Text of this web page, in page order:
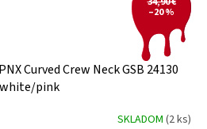
–20 %
Curved Crew Neck GSB 24130
white/pink
SKLADOM (2 ks)